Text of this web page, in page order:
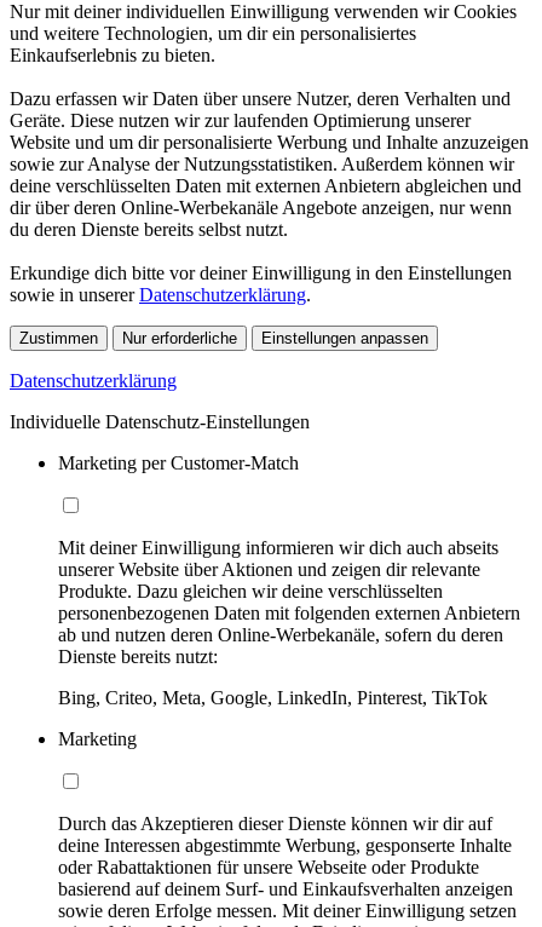
Nur mit deiner individuellen Einwilligung verwenden wir Cookies
und weitere Technologien, um dir ein personalisiertes
Einkaufserlebnis zu bieten.
Dazu erfassen wir Daten über unsere Nutzer, deren Verhalten und
Geräte. Diese nutzen wir zur laufenden Optimierung unserer
Website und um dir personalisierte Werbung und Inhalte anzuzeigen
sowie zur Analyse der Nutzungsstatistiken. Außerdem können wir
deine verschlüsselten Daten mit externen Anbietern abgleichen und
dir über deren Online-Werbekanäle Angebote anzeigen, nur wenn
du deren Dienste bereits selbst nutzt.
Erkundige dich bitte vor deiner Einwilligung in den Einstellungen
sowie in unsererDatenschutzerklärung.
Zustimmen Nur erforderliche Einstellungen anpassen
Datenschutzerklärung
Individuelle Datenschutz-Einstellungen
Marketing per Customer-Match
Mit deiner Einwilligung informieren wir dich auch abseits
unserer Website über Aktionen und zeigen dir relevante
Produkte. Dazu gleichen wir deine verschlüsselten
personenbezogenen Daten mit folgenden externen Anbietern
ab und nutzen deren Online-Werbekanäle, sofern du deren
Dienste bereits nutzt:
Bing, Criteo, Meta, Google, LinkedIn, Pinterest, TikTok
Marketing
Durch das Akzeptieren dieser Dienste können wir dir auf
deine Interessen abgestimmte Werbung, gesponserte Inhalte
oder Rabattaktionen für unsere Webseite oder Produkte
basierend auf deinem Surf- und Einkaufsverhalten anzeigen
sowie deren Erfolge messen. Mit deiner Einwilligung setzen